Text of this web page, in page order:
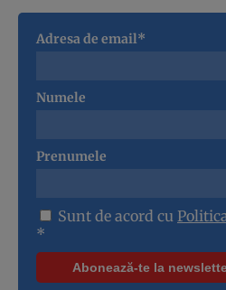
Adresa de email*
Numele
Prenumele
Sunt de acord cu
*